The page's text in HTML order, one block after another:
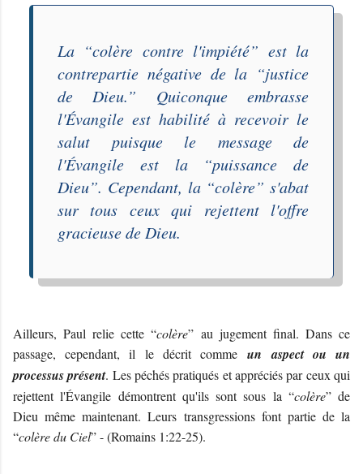
La “colère contre l'impiété” est la
contrepartie négative de la “justice
de Dieu.” Quiconque embrasse
l'Évangile est habilité à recevoir le
salut puisque le message de
l'Évangile est la “puissance de
Dieu”. Cependant, la “colère” s'abat
sur tous ceux qui rejettent l'offre
gracieuse de Dieu.
Ailleurs, Paul relie cette “colère” au jugement final. Dans ce
passage, cependant, il le décrit commeun aspect ou un
processus présent. Les péchés pratiqués et appréciés par ceux qui
rejettent l'Évangile démontrent qu'ils sont sous la “colère” de
Dieu même maintenant. Leurs transgressions font partie de la
“colère du Ciel” - (Romains 1:22-25).